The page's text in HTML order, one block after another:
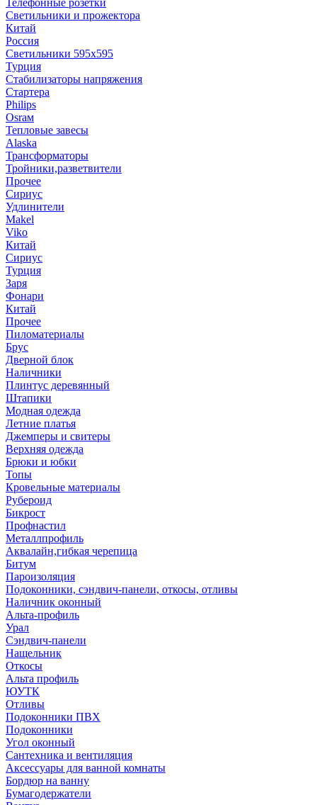
Телефонные розетки
Светильники и прожектора
Китай
Россия
Светильники 595х595
Турция
Стабилизаторы напряжения
Стартера
Philips
Оsrам
Тепловые завесы
Alaska
Трансформаторы
Тройники,разветвители
Прочее
Сириус
Удлинители
Makel
Viko
Китай
Сириус
Турция
Заря
Фонари
Китай
Прочее
Пиломатериалы
Брус
Дверной блок
Наличники
Плинтус деревянный
Штапики
Модная одежда
Летние платья
Джемперы и свитеры
Верхняя одежда
Брюки и юбки
Топы
Кровельные материалы
Рубероид
Бикрост
Профнастил
Металлпрофиль
Аквалайн,гибкая черепица
Битум
Пароизоляция
Подоконники, сэндвич-панели, откосы, отливы
Наличник оконный
Альта-профиль
Урал
Сэндвич-панели
Нащельник
Откосы
Альта профиль
ЮУТК
Отливы
Подоконники ПВХ
Подоконники
Угол оконный
Сантехника и вентиляция
Аксессуары для ванной комнаты
Бордюр на ванну
Бумагодержатели